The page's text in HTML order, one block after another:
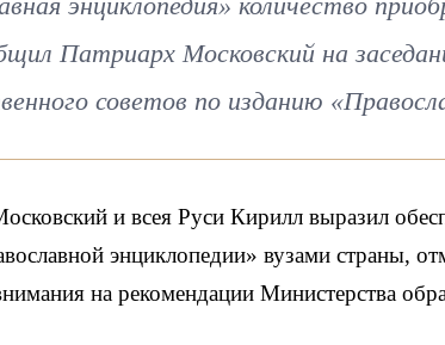
Патриарх Московский на
советов по изданию
и всея Руси Кирилл выразил
энциклопедии» вузами страны,
на рекомендации Министерства